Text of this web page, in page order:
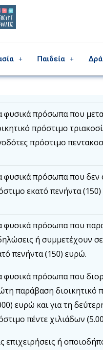
Παιδεία
φυσικά πρόσωπα που
πρόστιμο
πρόστιμο
φυσικά πρόσωπα που δεν
εκατό πενήντα
φυσικά πρόσωπα που
ή συμμετέχουν
πενήντα (150) ευρώ.
φυσικά πρόσωπα που
παράβαση διοικητικό
ευρώ και για τη
πέντε χιλιάδων
επιχειρήσεις ή